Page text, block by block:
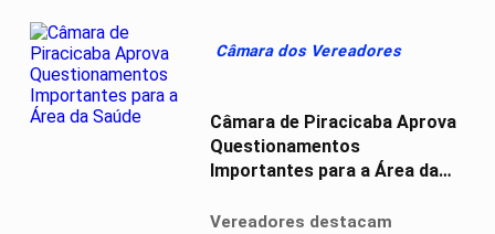
Câmara dos Vereadores
Câmara de Piracicaba Aprova
Questionamentos
Importantes para a Área da
Vereadores destacam